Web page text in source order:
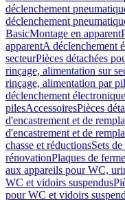
déclenchement
déclenchement
BasicMontage en apparent
apparentA déclenchement
secteurPièces détachées
rinçage, alimentation sur
rinçage, alimentation par
déclenchement
pilesAccessoiresPièces
d'encastrement et de
d'encastrement et de
chasse et réductionsSets
rénovationPlaques de
aux appareils pour WC,
WC et vidoirs suspendus
pour WC et vidoirs